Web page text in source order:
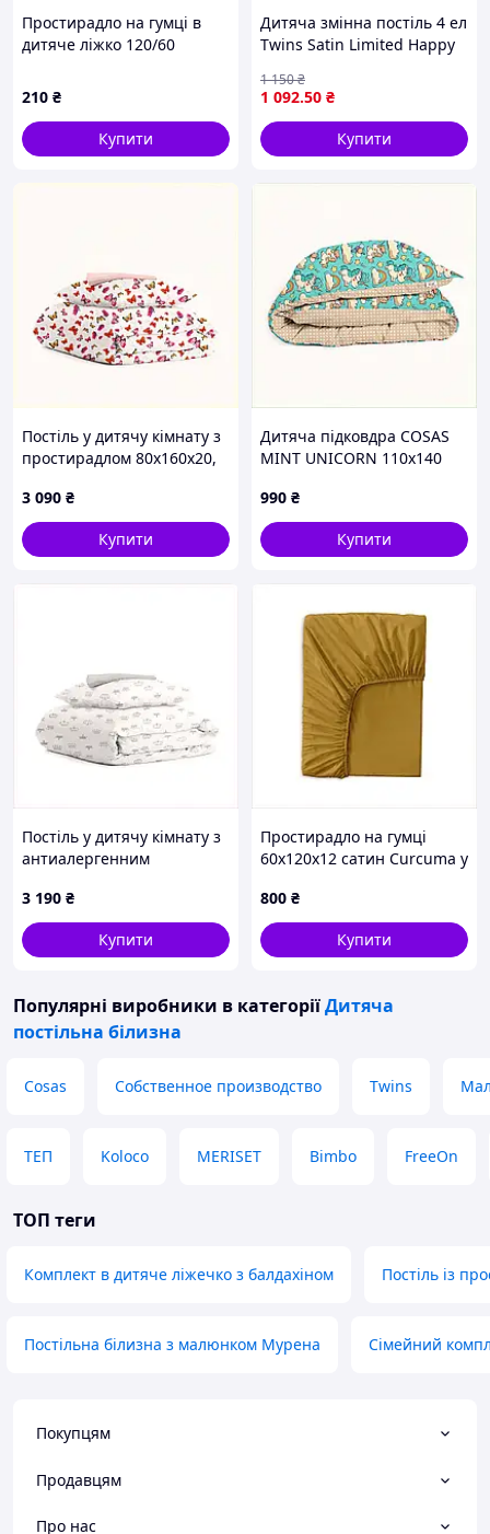
Простирадло на гумці в
дитяче ліжко 120/60
210 ₴
Купити
Дитяча змінна постіль 4 ел
Twins Satin Limited Happy
1 092.50 ₴
1 150₴
Купити
Постіль у дитячу кімнату з
простирадлом 80х160х20,
3 090 ₴
Купити
Дитяча підковдра COSAS
MINT UNICORN 110х140
990 ₴
Купити
Постіль у дитячу кімнату з
антиалергенним
X8C563479
3 190 ₴
Купити
Простирадло на гумці
60х120х12 сатин Curcuma у
800 ₴
Купити
Популярні виробники в категоріїДитяча
постільна білизна
Cosas Собственное производство Twins
ТЕП Koloco MERISET Bimbo FreeOn
ТОП теги
Комплект в дитяче ліжечко з балдахіном Постіль із
Постільна білизна з малюнком Мурена Сімейний
Покупцям
Продавцям
Про нас